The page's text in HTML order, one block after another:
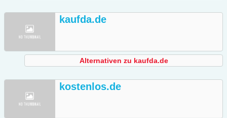
kaufda.de
Alternativen zu kaufda.de
kostenlos.de